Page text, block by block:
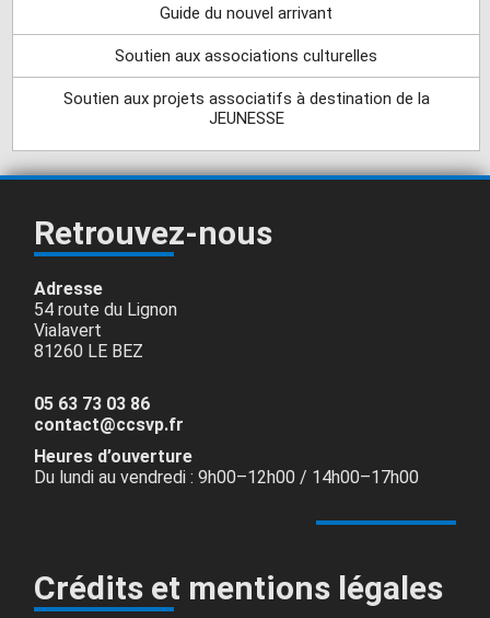
Guide du nouvel arrivant
Soutien aux associations culturelles
Soutien aux projets associatifs à destination de la
JEUNESSE
Retrouvez-nous
Adresse
54 route du Lignon
Vialavert
81260 LE BEZ
05 63 73 03 86
contact@ccsvp.fr
Heures d’ouverture
Du lundi au vendredi : 9h00–12h00 / 14h00–17h00
Crédits et mentions légales